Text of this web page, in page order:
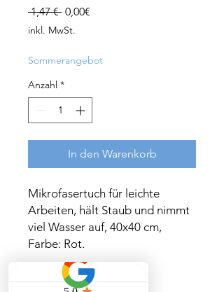
1,47 € Standardpreis
0,00€
inkl. MwSt.
Sommerangebot
Anzahl *
In den Warenkorb
Mikrofasertuch für leichte
Arbeiten, hält Staub und nimmt
viel Wasser auf, 40x40 cm,
Farbe: Rot.